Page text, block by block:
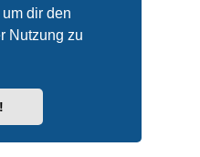
dir den
Nutzung zu